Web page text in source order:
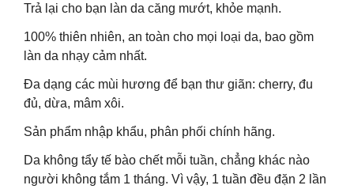
Trả lại cho bạn làn da căng mướt, khỏe mạnh.
100% thiên nhiên, an toàn cho mọi loại da, bao gồm
làn da nhạy cảm nhất.
Đa dạng các mùi hương để bạn thư giãn: cherry, đu
đủ, dừa, mâm xôi.
Sản phẩm nhập khẩu, phân phối chính hãng.
Da không tẩy tế bào chết mỗi tuần, chẳng khác nào
người không tắm 1 tháng. Vì vậy, 1 tuần đều đặn 2 lần